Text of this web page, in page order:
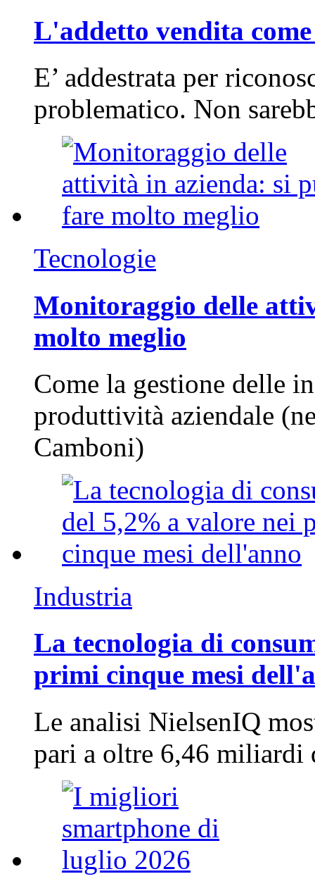
L'addetto vendita
E’ addestrata per
problematico. Non
Tecnologie
Monitoraggio delle
molto meglio
Come la gestione delle
produttività aziendale
Camboni)
Industria
La tecnologia di
primi cinque mesi
Le analisi NielsenIQ
pari a oltre 6,46